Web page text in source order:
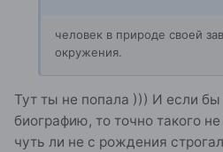
человек в природе своей
окружения.
Тут ты не попала ))) И если
биографию, то точно такого
чуть ли не с рождения